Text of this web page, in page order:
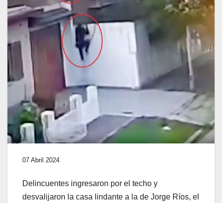
07 Abril 2024
Delincuentes ingresaron por el techo y
desvalijaron la casa lindante a la de Jorge Ríos, el